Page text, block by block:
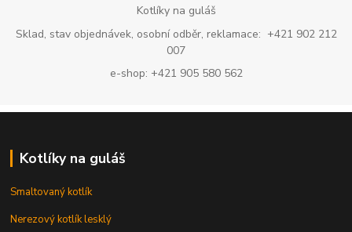
Kotlíky na guláš
Sklad, stav objednávek, osobní odběr, reklamace: +421 902 212
007
e-shop: +421 905 580 562
Kotlíky na guláš
Smaltovaný kotlík
Nerezový kotlík lesklý